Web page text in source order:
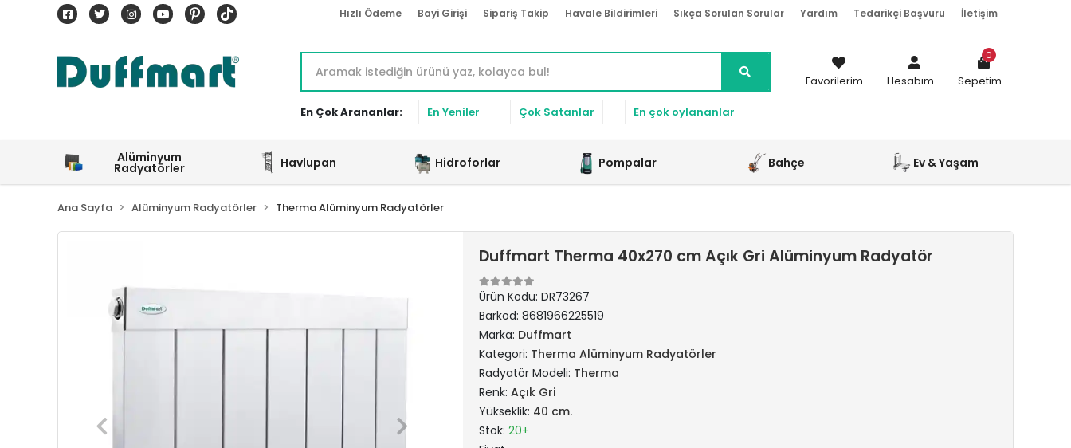
Hızlı Ödeme Bayi Girişi Sipariş Takip Havale Bildirimleri Sıkça Sorulan Sorular Yardım Tedarikçi Başvuru İletişim
En Çok Arananlar: En Yeniler Çok Satanlar En çok oylananlar
Favorilerim Hesabım Sepetim
0
Alüminyum
Radyatörler Havlupan Hidroforlar Pompalar Bahçe Ev & Yaşam
Ana Sayfa Alüminyum Radyatörler Therma Alüminyum Radyatörler
Duffmart Therma 40x270 cm Açık Gri Alüminyum Radyatör
Ürün Kodu: DR73267
Barkod: 8681966225519
Marka: Duffmart
Kategori: Therma Alüminyum Radyatörler
Radyatör Modeli: Therma
Renk: Açık Gri
Yükseklik: 40 cm.
Stok: 20+